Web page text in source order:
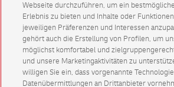
Webseite durchzuführen, um ein
Erlebnis zu bieten und Inhalte oder
jeweiligen Präferenzen und Interessen
gehört auch die Erstellung von Profilen, um
möglichst komfortabel und
und unsere Marketingaktivitäten zu
willigen Sie ein, dass vorgenannte
Datenübermittlungen an Drittanbieter